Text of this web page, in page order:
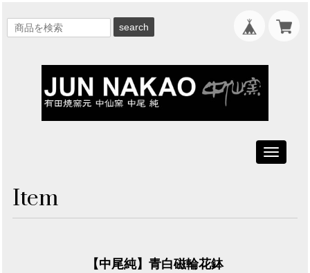
search
Toggle
Item
【中尾純】青白磁輪花鉢